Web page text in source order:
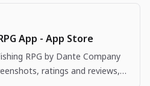
App - App Store
RPG by Dante Company
ratings and reviews,